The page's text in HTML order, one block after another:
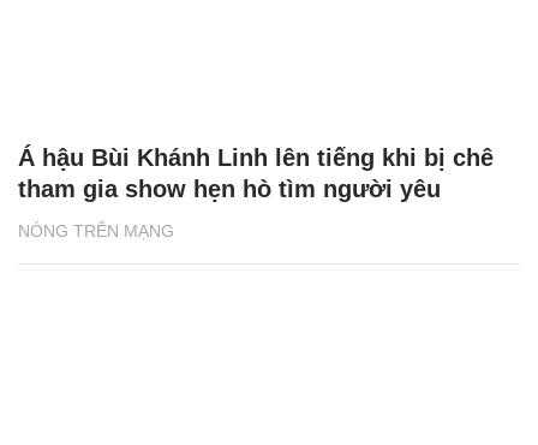
NÓNG TRÊN MẠNG
Á hậu Bùi Khánh Linh lên tiếng khi bị chê
tham gia show hẹn hò tìm người yêu